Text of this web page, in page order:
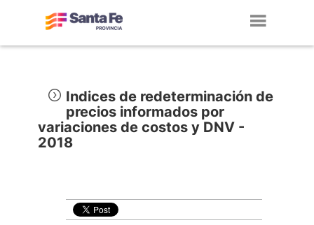
Indices de redeterminación de
precios informados por
variaciones de costos y DNV -
2018